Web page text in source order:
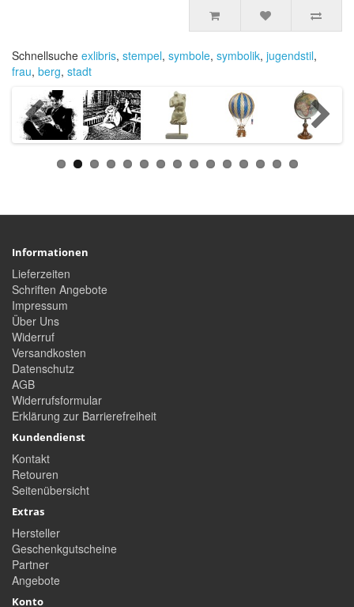
Schnellsuche exlibris, stempel, symbole, symbolik, jugendstil,
frau, berg, stadt
Informationen
Lieferzeiten
Schriften Angebote
Impressum
Über Uns
Widerruf
Versandkosten
Datenschutz
AGB
Widerrufsformular
Erklärung zur Barrierefreiheit
Kundendienst
Kontakt
Retouren
Seitenübersicht
Extras
Hersteller
Geschenkgutscheine
Partner
Angebote
Konto